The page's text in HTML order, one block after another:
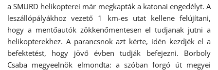
a SMURD helikopterei már megkapták a katonai engedélyt. A
leszállópályákhoz vezető 1 km-es utat kellene felújítani,
hogy a mentőautók zökkenőmentesen el tudjanak jutni a
helikopterekhez. A parancsnok azt kérte, idén kezdjék el a
befektetést, hogy jövő évben tudják befejezni. Borboly
Csaba megyeelnök elmondta: a szóban forgó út megyei